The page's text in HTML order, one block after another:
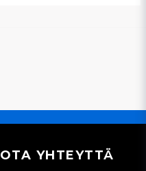
OTA YHTEYTTÄ